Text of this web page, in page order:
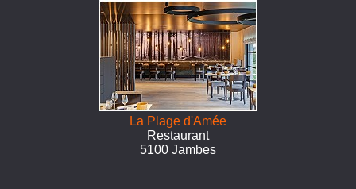
La Plage d'Amée
Restaurant
5100 Jambes